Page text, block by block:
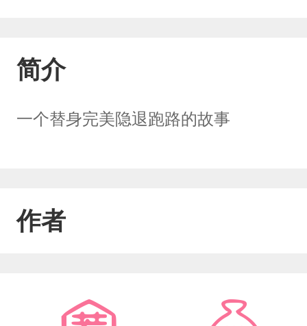
简介
一个替身完美隐退跑路的故事
作者